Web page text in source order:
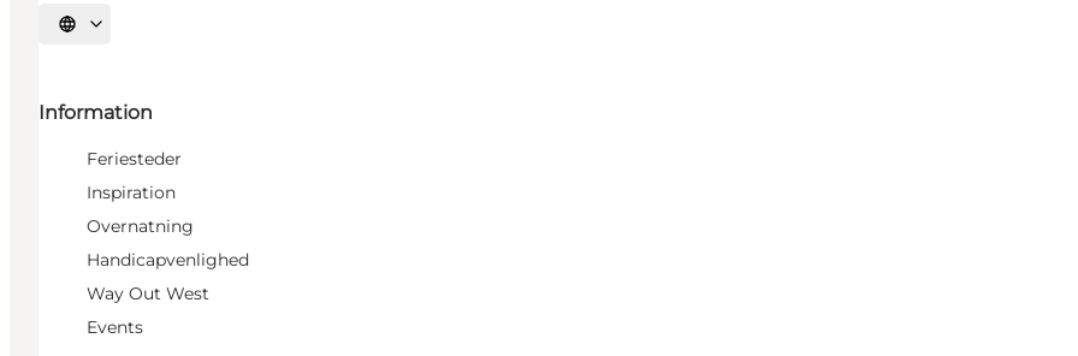
Vælg sprog
Information
Feriesteder
Inspiration
Overnatning
Handicapvenlighed
Way Out West
Events